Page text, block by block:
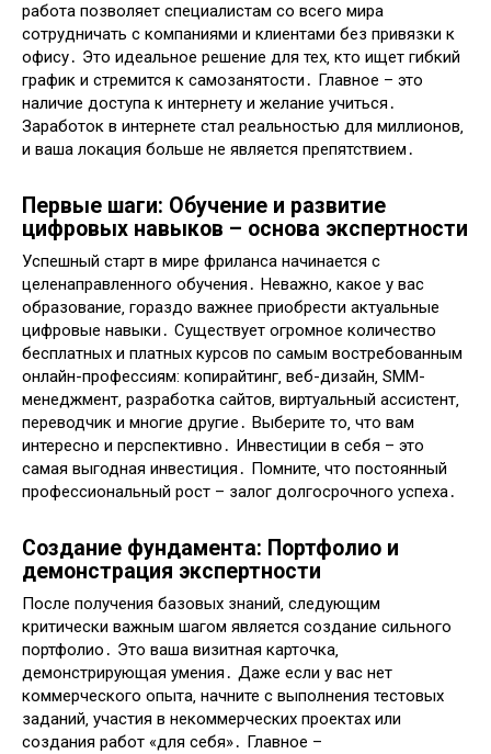
работа позволяет специалистам со всего мира
сотрудничать с компаниями и клиентами без привязки к
офису․ Это идеальное решение для тех‚ кто ищет гибкий
график и стремится к самозанятости․ Главное – это
наличие доступа к интернету и желание учиться․
Заработок в интернете стал реальностью для миллионов‚
и ваша локация больше не является препятствием․
Первые шаги: Обучение и развитие
цифровых навыков – основа экспертности
Успешный старт в мире фриланса начинается с
целенаправленного обучения․ Неважно‚ какое у вас
образование‚ гораздо важнее приобрести актуальные
цифровые навыки․ Существует огромное количество
бесплатных и платных курсов по самым востребованным
онлайн-профессиям: копирайтинг‚ веб-дизайн‚ SMM-
менеджмент‚ разработка сайтов‚ виртуальный ассистент‚
переводчик и многие другие․ Выберите то‚ что вам
интересно и перспективно․ Инвестиции в себя – это
самая выгодная инвестиция․ Помните‚ что постоянный
профессиональный рост – залог долгосрочного успеха․
Создание фундамента: Портфолио и
демонстрация экспертности
После получения базовых знаний‚ следующим
критически важным шагом является создание сильного
портфолио․ Это ваша визитная карточка‚
демонстрирующая умения․ Даже если у вас нет
коммерческого опыта‚ начните с выполнения тестовых
заданий‚ участия в некоммерческих проектах или
создания работ «для себя»․ Главное –